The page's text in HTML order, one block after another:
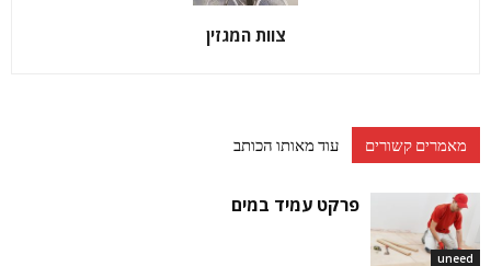
צוות המגזין
מאמרים קשורים עוד מאותו הכותב
uneed
פרקט עמיד במים